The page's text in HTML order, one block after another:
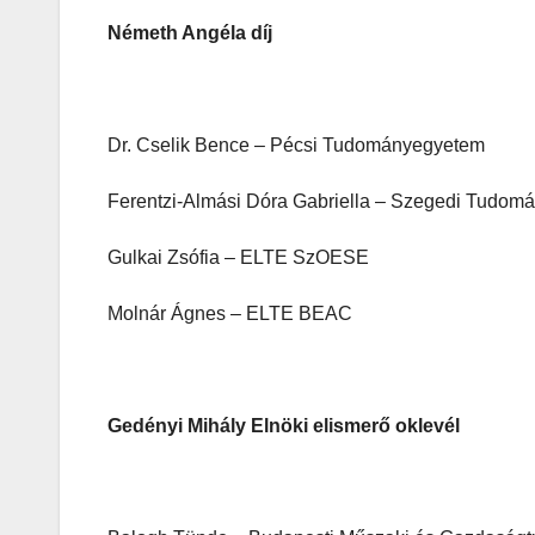
Németh Angéla díj
Dr. Cselik Bence – Pécsi Tudományegyetem
Ferentzi-Almási Dóra Gabriella – Szegedi
Gulkai Zsófia – ELTE SzOESE
Molnár Ágnes – ELTE BEAC
Gedényi Mihály Elnöki elismerő oklevél